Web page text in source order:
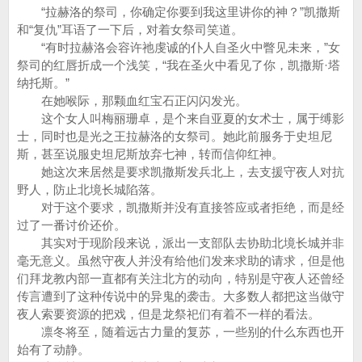
“拉赫洛的祭司，你确定你要到我这里讲你的神？”凯撒斯
和“复仇”耳语了一下后，对着女祭司笑道。
“有时拉赫洛会容许祂虔诚的仆人自圣火中瞥见未来，”女
祭司的红唇折成一个浅笑，“我在圣火中看见了你，凯撒斯·塔
纳托斯。”
在她喉际，那颗血红宝石正闪闪发光。
这个女人叫梅丽珊卓，是个来自亚夏的女术士，属于缚影
士，同时也是光之王拉赫洛的女祭司。她此前服务于史坦尼
斯，甚至说服史坦尼斯放弃七神，转而信仰红神。
她这次来居然是要求凯撒斯发兵北上，去支援守夜人对抗
野人，防止北境长城陷落。
对于这个要求，凯撒斯并没有直接答应或者拒绝，而是经
过了一番讨价还价。
其实对于现阶段来说，派出一支部队去协助北境长城并非
毫无意义。虽然守夜人并没有给他们发来求助的请求，但是他
们拜龙教内部一直都有关注北方的动向，特别是守夜人还曾经
传言遭到了这种传说中的异鬼的袭击。大多数人都把这当做守
夜人索要资源的把戏，但是龙祭祀们有着不一样的看法。
凛冬将至，随着远古力量的复苏，一些别的什么东西也开
始有了动静。